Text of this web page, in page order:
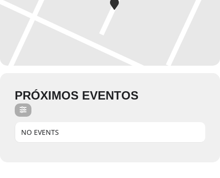
PRÓXIMOS EVENTOS
NO EVENTS